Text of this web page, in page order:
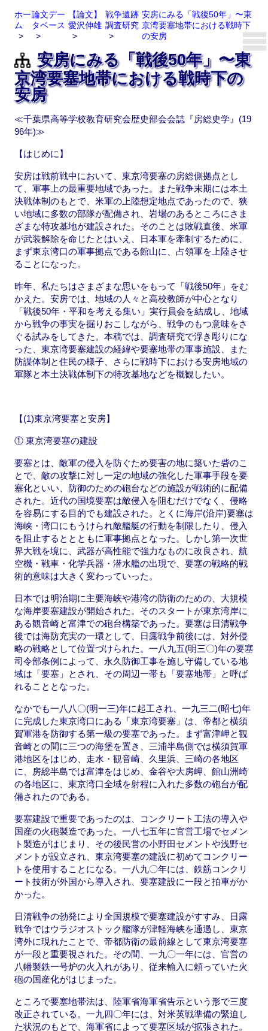
ホー
ム
論文デー
タベース
【論文】
愛沢伸雄
戦争遺跡
調査研究
安房にみる「戦後50年」〜東
京湾要塞地帯における戦時下
の安房
安房にみる「戦後50年」〜東
京湾要塞地帯における戦時下の
安房
≪千葉県高等学校教育研究会歴史部会会誌『房総史学』(19
96年)≫
【はじめに】
安房は戦前戦中において、東京湾要塞の房総側拠点とし
て、軍事上の最重要地域であった。また戦争末期には本土
決戦体制のもとで、米軍の上陸想定地点であったので、狭
い地域に多数の部隊が配備され、岩場のあるところにさま
ざまな特攻基地が建設された。そのことは敗戦直後、米軍
が武装解除を命じたとはいえ、日本軍を牽制するために、
まず東京湾口の軍事拠点である館山に、占領軍を上陸させ
ることになった。
昨年、私たちはさまざまな思いをもって「戦後50年」をむ
かえた。安房では、地域の人々と高校教師が中心となり
「戦後50年・平和を考える集い」実行員会を結成し、地域
から戦争の事実を掘りおこしながら、戦争のもつ意味をさ
ぐる試みをしてきた。本稿では、調査研究で浮き彫りにな
った、東京湾要塞建設の経緯や要塞地帯の軍事施設、また
防諜体制と住民の様子、さらに戦時下における安房地域の
軍隊と本土決戦体制下の特攻基地などを概観したい。
【(1)東京湾要塞と安房】
① 東京湾要塞の建設
要塞とは、敵軍の侵入を防ぐため要害の地に築いた砦のこ
とで、敵の攻撃に対し一定の地域の強化した軍事手段を要
塞化といい、防御のための砲台などの施設が戦術的に配備
された。近代の国境要塞は敵侵入を阻むだけでなく、侵略
を容易にする目的でも建設された。とくに海岸(沿岸)要塞は
海峡・湾口にもうけられ敵艦艇の行動を制限したり、侵入
を阻止するととともに軍事拠点となった。しかし第一次世
界大戦を境に、武器が高性能で強力なものに改良され、航
空機・戦車・化学兵器・潜水艦の出現で、要塞の戦略的戦
術的意味は大きく変わっていった。
日本では明治期に主要海峡や港湾の防衛のための、大規模
な海岸要塞建設が開始された。そのスタートが東京湾岸に
ある観音崎と富津での砲台構築であった。要塞は日清戦争
後では海防充実の一環として、日露戦争前後には、対外侵
略の戦略として位置づけられた。一八九五(明三〇)年の要塞
司令部条例によって、永久防御工事を施し守備している地
域は「要塞」とされ、その周辺一帯も「要塞地帯」と呼ば
れることとなった。
なかでも一八八〇(明一三)年に起工され、一九三二(昭七)年
に完成した東京湾口にある「東京湾要塞」は、帝都と横須
賀軍港を防御する第一級の要塞であった。まず富津岬と観
音崎との間に三つの海堡を置き、三浦半島側では横須賀軍
港地区をはじめ、走水・観音崎、久里浜、三崎の各地区
に、房総半島では富津をはじめ、金谷や大房岬、館山洲崎
の各地区に、東京湾口全域を射程に入れた多数の砲台が配
備されたのである。
要塞建設で重要であったのは、コンクリート工法の導入や
国産の火砲製造であった。一八七五年に官営工場でセメン
ト製造がはじまり、その後民営の小野田セメントや浅野セ
メントが設立され、東京湾要塞の建設に初めてコンクリー
トを使用することになる。一八九〇年には、鉄筋コンクリ
ート技術が外国から導入され、要塞建設に一段と拍車がか
かった。
日清戦争の勃発により全国規模で要塞建設がすすみ、日露
戦争ではウラジオストック艦隊が津軽海峡を通過し、東京
湾外に現れたことで、帝都防衛の最前線として東京湾要塞
が一段と重要視された。その間、一九〇一年には、官営の
八幡製鉄一号炉の火入れがあり、従来輸入に頼っていた火
砲の国産化がはじまった。
ところで要塞地帯法は、陸軍省海軍省告示という形で三度
改正されている。一九四〇年には、対米英戦準備の緊迫し
た状況のもとで、海軍省によって要塞区域が拡張された。